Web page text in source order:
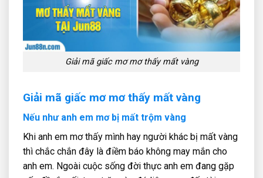
Giải mã giấc mơ mơ thấy mất vàng
Giải mã giấc mơ mơ thấy mất vàng
Nếu như anh em mơ bị mất trộm vàng
Khi anh em mơ thấy mình hay người khác bị mất vàng
thì chắc chắn đây là điềm báo không may mắn cho
anh em. Ngoài cuộc sống đời thực anh em đang gặp